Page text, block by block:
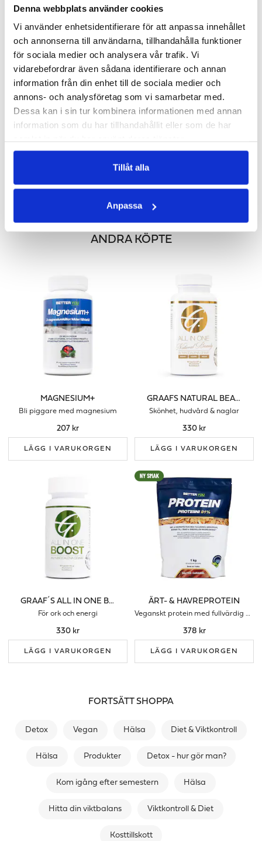
Denna webbplats använder cookies
Vi använder enhetsidentifierare för att anpassa innehållet
och annonserna till användarna, tillhandahålla funktioner
för sociala medier och analysera vår trafik. Vi
vidarebefordrar även sådana identifierare och annan
information från din enhet till de sociala medier och
annons- och analysföretag som vi samarbetar med.
Dessa kan i sin tur kombinera informationen med annan
information som du har tillhandahållit eller som de har
Tillåt alla
Anpassa
NATT
311 kr
LÄGG I VARUKORGEN
Q10 200 MG
378 kr
LÄGG I VARUKORGEN
ANDRA KÖPTE
MAGNESIUM+
Bli piggare med magnesium
207 kr
LÄGG I VARUKORGEN
GRAAFS NATURAL BEAUTY
Skönhet, hudvård & naglar
330 kr
LÄGG I VARUKORGEN
GRAAF´S ALL IN ONE BOOST
För ork och energi
330 kr
LÄGG I VARUKORGEN
ÄRT- & HAVREPROTEIN
Veganskt protein med fullvärdig aminoprofil
378 kr
LÄGG I VARUKORGEN
FORTSÄTT SHOPPA
Detox Vegan Hälsa Diet & Viktkontroll
Hälsa Produkter Detox - hur gör man?
Kom igång efter semestern Hälsa
Hitta din viktbalans Viktkontroll & Diet
Kosttillskott